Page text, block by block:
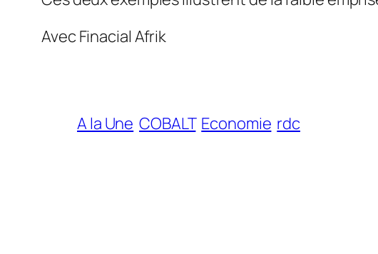
Avec Finacial Afrik
A la Une COBALT Economie rdc